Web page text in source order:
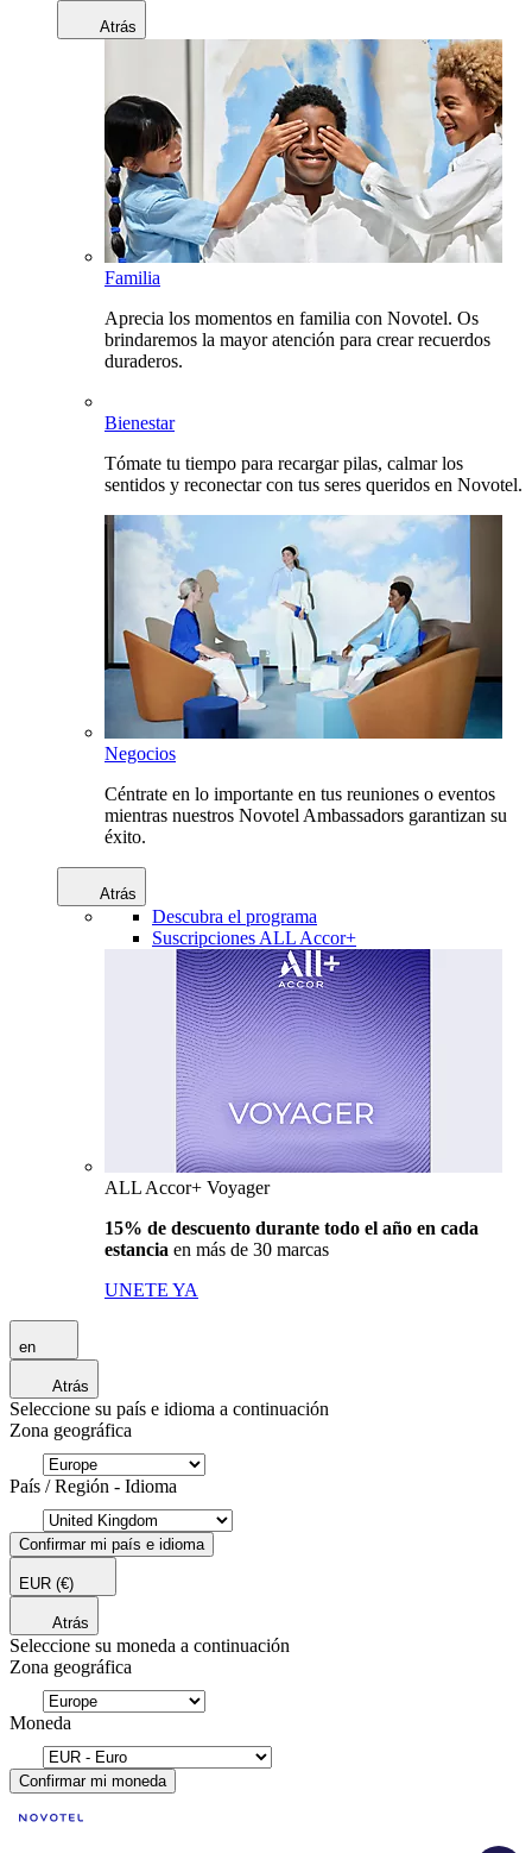
Atrás
Familia
Aprecia los momentos en familia con Novotel. Os
brindaremos la mayor atención para crear recuerdos
duraderos.
Bienestar
Tómate tu tiempo para recargar pilas, calmar los
sentidos y reconectar con tus seres queridos en Novotel.
Negocios
Céntrate en lo importante en tus reuniones o eventos
mientras nuestros Novotel Ambassadors garantizan su
éxito.
Atrás
Descubra el programa
Suscripciones ALL Accor+
ALL Accor+ Voyager
15% de descuento durante todo el año en cada
estancia en más de 30 marcas
UNETE YA
en
Atrás
Seleccione su país e idioma a continuación
Zona geográfica
País / Región - Idioma
Confirmar mi país e idioma
EUR (€)
Atrás
Seleccione su moneda a continuación
Zona geográfica
Moneda
Confirmar mi moneda